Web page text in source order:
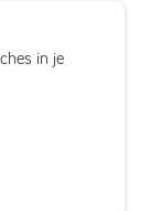
in je